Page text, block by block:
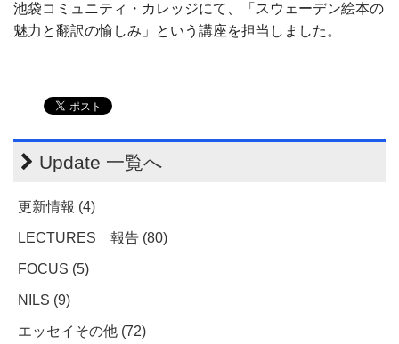
池袋コミュニティ・カレッジにて、「スウェーデン絵本の
魅力と翻訳の愉しみ」という講座を担当しました。
Update 一覧へ
更新情報 (4)
LECTURES 報告 (80)
FOCUS (5)
NILS (9)
エッセイその他 (72)